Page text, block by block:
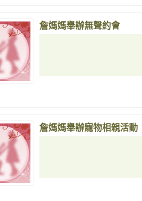
詹媽媽舉辦無聲約會
詹媽媽舉辦寵物相親活動